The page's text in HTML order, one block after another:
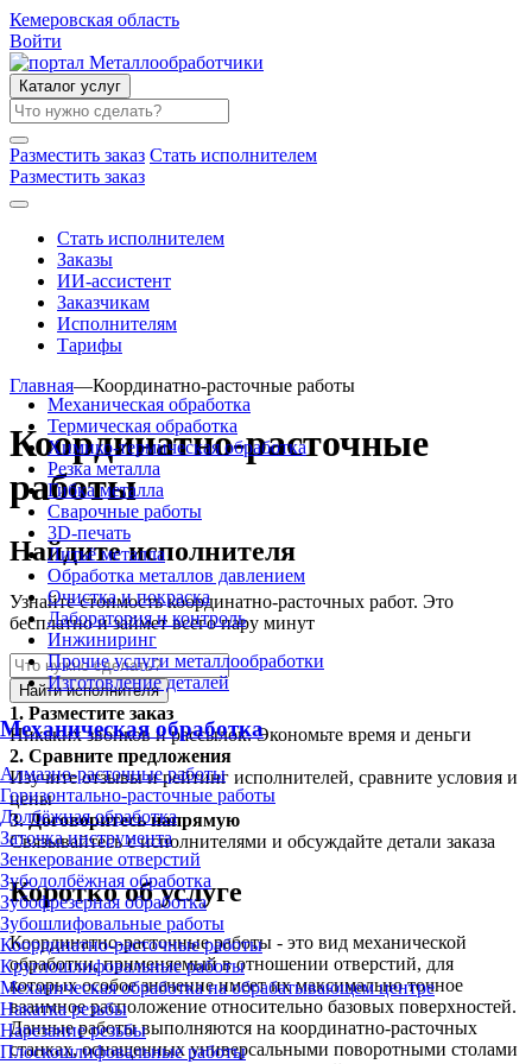
Кемеровская область
Войти
Каталог услуг
Разместить заказ Стать исполнителем
Разместить заказ
Стать исполнителем
Заказы
ИИ-ассистент
Заказчикам
Исполнителям
Тарифы
Механическая обработка
Термическая обработка
Химико-термическая обработка
Резка металла
Гибка металла
Сварочные работы
3D-печать
Литьё металла
Обработка металлов давлением
Очистка и покраска
Лаборатория и контроль
Инжиниринг
Прочие услуги металлообработки
Изготовление деталей
Механическая обработка
Алмазно-расточные работы
Горизонтально-расточные работы
Долбёжная обработка
Заточка инструмента
Зенкерование отверстий
Зубодолбёжная обработка
Зубофрезерная обработка
Зубошлифовальные работы
Координатно-расточные работы
Круглошлифовальные работы
Механическая обработка на обрабатывающем центре
Накатка резьбы
Нарезание резьбы
Плоскошлифовальные работы
Главная—Координатно-расточные работы
Координатно-расточные
работы
Найдите исполнителя
Узнайте стоимость координатно-расточных работ. Это
бесплатно и займет всего пару минут
Найти исполнителя
1. Разместите заказ
Никаких звонков и рассылок. Экономьте время и деньги
2. Сравните предложения
Изучите отзывы и рейтинг исполнителей, сравните условия и
цены
3.Договоритесь напрямую
Связывайтесь с исполнителями и обсуждайте детали заказа
Коротко об услуге
Координатно-расточные работы - это вид механической
обработки, применяемый в отношении отверстий, для
которых особое значение имеет их максимально точное
взаимное расположение относительно базовых поверхностей.
Данные работы выполняются на координатно-расточных
станках, оснащенных универсальными поворотными столами